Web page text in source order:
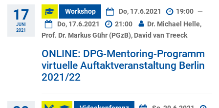
17
JUNI
2021
Workshop Do, 17.6.2021 19:00 —
Do, 17.6.2021
21:00
Dr. Michael Helle,
Prof. Dr. Markus Gühr (PGzB), David van Treeck
ONLINE: DPG-Mentoring-Programm
virtuelle Auftaktveranstaltung Berlin
2021/22